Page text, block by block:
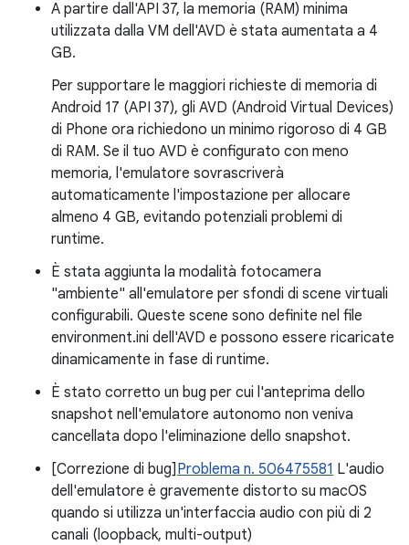
A partire dall'API 37, la memoria (RAM) minima
utilizzata dalla VM dell'AVD è stata aumentata a 4
GB.
Per supportare le maggiori richieste di memoria di
Android 17 (API 37), gli AVD (Android Virtual Devices)
di Phone ora richiedono un minimo rigoroso di 4 GB
di RAM. Se il tuo AVD è configurato con meno
memoria, l'emulatore sovrascriverà
automaticamente l'impostazione per allocare
almeno 4 GB, evitando potenziali problemi di
runtime.
È stata aggiunta la modalità fotocamera
"ambiente" all'emulatore per sfondi di scene virtuali
configurabili. Queste scene sono definite nel file
environment.ini dell'AVD e possono essere ricaricate
dinamicamente in fase di runtime.
È stato corretto un bug per cui l'anteprima dello
snapshot nell'emulatore autonomo non veniva
cancellata dopo l'eliminazione dello snapshot.
[Correzione di bug] Problema n. 506475581 L'audio
dell'emulatore è gravemente distorto su macOS
quando si utilizza un'interfaccia audio con più di 2
canali (loopback, multi-output)